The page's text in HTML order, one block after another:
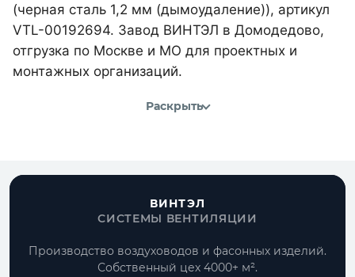
(черная сталь 1,2 мм (дымоудаление)), артикул
VTL-00192694. Завод ВИНТЭЛ в Домодедово,
отгрузка по Москве и МО для проектных и
монтажных организаций.
Раскрыть
ВИНТЭЛ
СИСТЕМЫ ВЕНТИЛЯЦИИ
Производство воздуховодов и фасонных изделий.
Собственный цех 4000+ м².